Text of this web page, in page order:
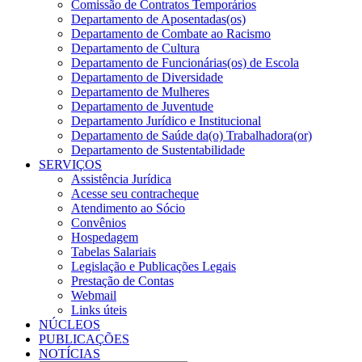
Comissão de Contratos Temporários
Departamento de Aposentadas(os)
Departamento de Combate ao Racismo
Departamento de Cultura
Departamento de Funcionárias(os) de Escola
Departamento de Diversidade
Departamento de Mulheres
Departamento de Juventude
Departamento Jurídico e Institucional
Departamento de Saúde da(o) Trabalhadora(or)
Departamento de Sustentabilidade
SERVIÇOS
Assistência Jurídica
Acesse seu contracheque
Atendimento ao Sócio
Convênios
Hospedagem
Tabelas Salariais
Legislação e Publicações Legais
Prestação de Contas
Webmail
Links úteis
NÚCLEOS
PUBLICAÇÕES
NOTÍCIAS